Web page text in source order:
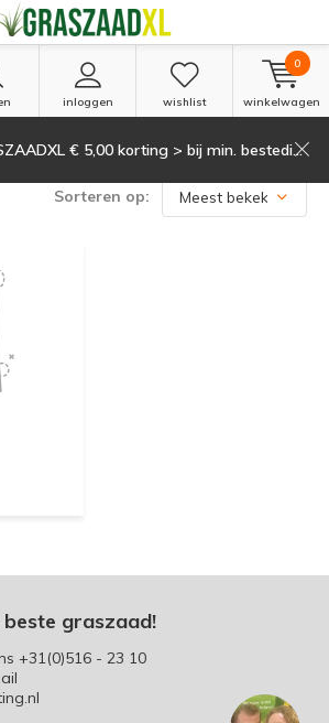
inloggen wishlist winkelwagen
0
€ 5,00 korting > bij min. besteding van 135,-
met geleidelijk(0)
Sorteren op:
graszaad!
+31(0)516 - 23 10